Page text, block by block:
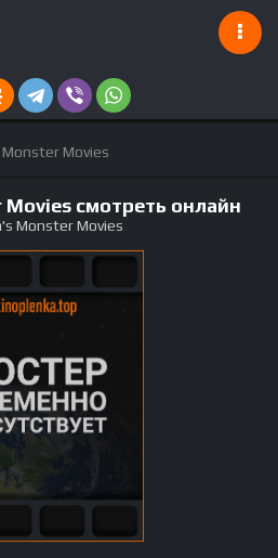
Monster Movies
смотреть онлайн
Monster Movies